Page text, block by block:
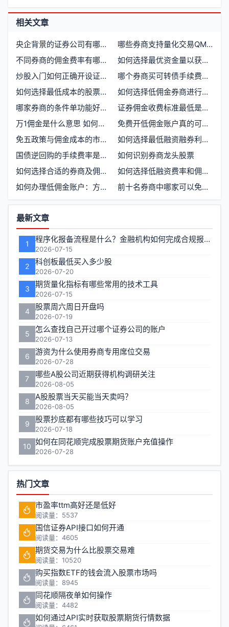
相关文章
央企背景的证券公司有哪些 上市情况如何
哪些券商支持量化交易QMT及佣金一览表
不同券商的佣金费率有哪些差异
如何选择最优资金量以获取最低的两融利率
炒股入门如何正确开设证券账户
哪个券商买可转债手续费最低？如何选择合适的交易平台
如何选择最低成本的股票账户开户方式
如何选择低佣金券商进行股票交易
哪家券商的条件单功能好用如何开户选择指南
证券佣金收费标准最低是多少
万1佣金是什么意思 如何计算股票交易费用
免费开低佣金账户真的可行吗？哪些券商支持
免五政策与佣金成本的市场现实
如何选择最低融资融券利率的券商
国债逆回购的手续费率是多少
如何识别券商龙头股票
如何选择合适的券商及佣金费用详解
如何选择低融资费率和佣金的券商
如何办理低佣金账户：方法与技巧全解析
前十名券商中哪家可以免五，如何办理开户
功
能
区
最新文章
1 程序化报备流程是什么？金融机构如何完成合规报备
2026-07-15
2 科创板最低买入多少股
2026-07-20
3 期货量化指标有哪些常用的技术工具
2026-07-15
4 股票周六周日开盘吗
2026-07-19
5 怎么查找自己开过哪个证券公司的账户
2026-07-13
6 游资为什么使用券商专用席位交易
2026-07-28
7 哪些A股公司近期获得机构调研关注
2026-08-05
8 A股股票当天买能当天卖吗？
2026-08-05
9 股票抄底都有哪些技巧可以学习
2026-07-18
10 如何在同花顺完成股票期货账户充值操作
2026-07-28
热门文章
市盈率ttm高好还是低好
阅读量：5537
国信证券API接口如何开通
阅读量：4605
期货交易为什么比股票交易难
阅读量：10520
购买指数ETF的钱会流入股票市场吗
阅读量：8945
同花顺隔夜单如何操作
阅读量：4482
如何通过API实时获取股票期货行情数据